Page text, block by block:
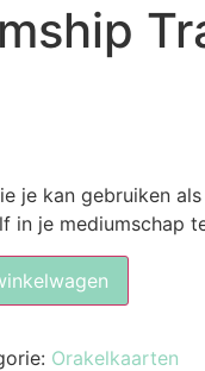
je kan gebruiken
in je mediumschap
Orakelkaarten